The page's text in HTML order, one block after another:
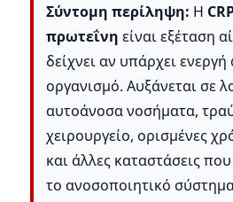
Σύντομη περίληψη: Η
πρωτεΐνη είναι εξέταση
δείχνει αν υπάρχει
οργανισμό. Αυξάνεται σε
αυτοάνοσα νοσήματα,
χειρουργείο, ορισμένες
και άλλες καταστάσεις
το ανοσοποιητικό